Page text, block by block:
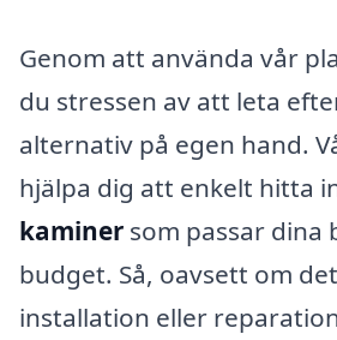
Genom att använda vår
du stressen av att leta
alternativ på egen hand.
hjälpa dig att enkelt hitta
kaminer som passar dina
budget. Så, oavsett om
installation eller